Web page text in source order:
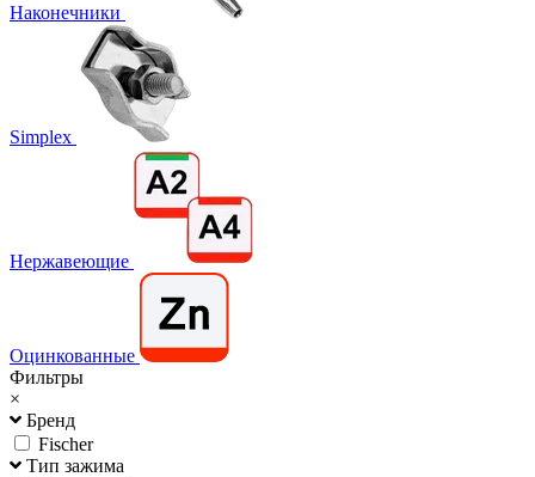
Наконечники
Simplex
Нержавеющие
Оцинкованные
Фильтры
×
Бренд
Fischer
Тип зажима